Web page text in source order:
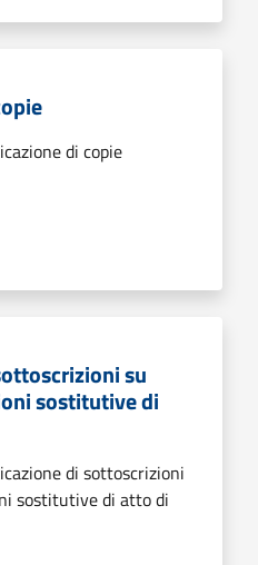
di copie
su
sostitutive di
di sottoscrizioni
sostitutive di atto di